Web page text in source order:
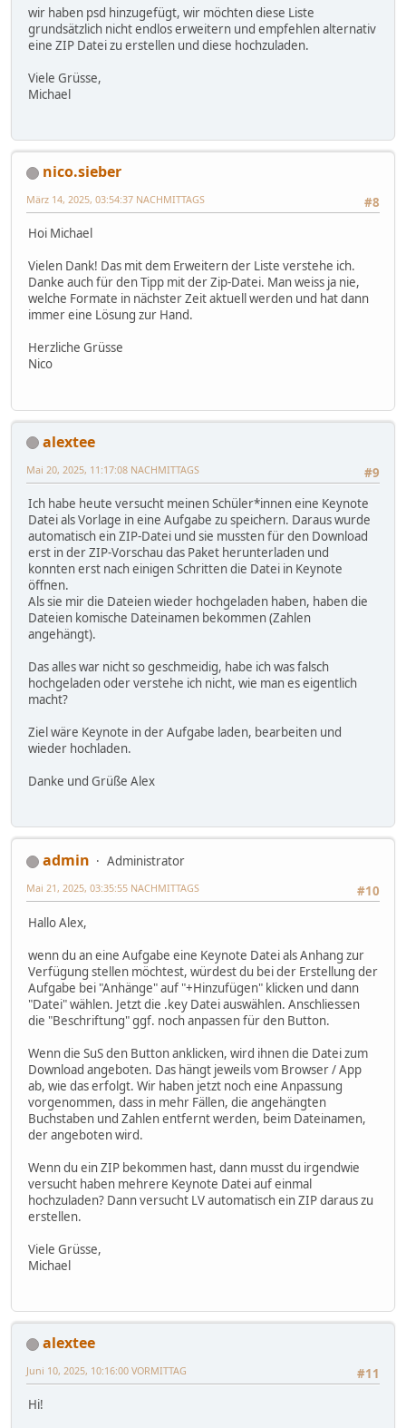
wir haben psd hinzugefügt, wir möchten diese Liste
grundsätzlich nicht endlos erweitern und empfehlen alternativ
eine ZIP Datei zu erstellen und diese hochzuladen.
Viele Grüsse,
Michael
nico.sieber
#8
März 14, 2025, 03:54:37 NACHMITTAGS
Hoi Michael
Vielen Dank! Das mit dem Erweitern der Liste verstehe ich.
Danke auch für den Tipp mit der Zip-Datei. Man weiss ja nie,
welche Formate in nächster Zeit aktuell werden und hat dann
immer eine Lösung zur Hand.
Herzliche Grüsse
Nico
alextee
#9
Mai 20, 2025, 11:17:08 NACHMITTAGS
Ich habe heute versucht meinen Schüler*innen eine Keynote
Datei als Vorlage in eine Aufgabe zu speichern. Daraus wurde
automatisch ein ZIP-Datei und sie mussten für den Download
erst in der ZIP-Vorschau das Paket herunterladen und
konnten erst nach einigen Schritten die Datei in Keynote
öffnen.
Als sie mir die Dateien wieder hochgeladen haben, haben die
Dateien komische Dateinamen bekommen (Zahlen
angehängt).
Das alles war nicht so geschmeidig, habe ich was falsch
hochgeladen oder verstehe ich nicht, wie man es eigentlich
macht?
Ziel wäre Keynote in der Aufgabe laden, bearbeiten und
wieder hochladen.
Danke und Grüße Alex
admin
Administrator
#10
Mai 21, 2025, 03:35:55 NACHMITTAGS
Hallo Alex,
wenn du an eine Aufgabe eine Keynote Datei als Anhang zur
Verfügung stellen möchtest, würdest du bei der Erstellung der
Aufgabe bei "Anhänge" auf "+Hinzufügen" klicken und dann
"Datei" wählen. Jetzt die .key Datei auswählen. Anschliessen
die "Beschriftung" ggf. noch anpassen für den Button.
Wenn die SuS den Button anklicken, wird ihnen die Datei zum
Download angeboten. Das hängt jeweils vom Browser / App
ab, wie das erfolgt. Wir haben jetzt noch eine Anpassung
vorgenommen, dass in mehr Fällen, die angehängten
Buchstaben und Zahlen entfernt werden, beim Dateinamen,
der angeboten wird.
Wenn du ein ZIP bekommen hast, dann musst du irgendwie
versucht haben mehrere Keynote Datei auf einmal
hochzuladen? Dann versucht LV automatisch ein ZIP daraus zu
erstellen.
Viele Grüsse,
Michael
alextee
#11
Juni 10, 2025, 10:16:00 VORMITTAG
Hi!